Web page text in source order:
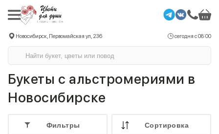
Новосибирск, Первомайская ул, 236 сегодня с 08:00
Букеты с альстромериями в
Новосибирске
Фильтры Cортировка